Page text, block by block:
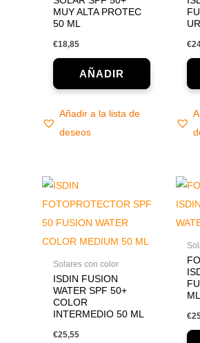
MUY ALTA PROTEC
50 ML
€18,85
Añadir a la lista de
deseos
€
Solares con color
ISDIN FUSION
WATER SPF 50+
COLOR
INTERMEDIO 50 ML
€25,55
ML
€